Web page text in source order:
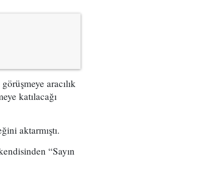
aracılık
katılacağı
aktarmıştı.
“Sayın